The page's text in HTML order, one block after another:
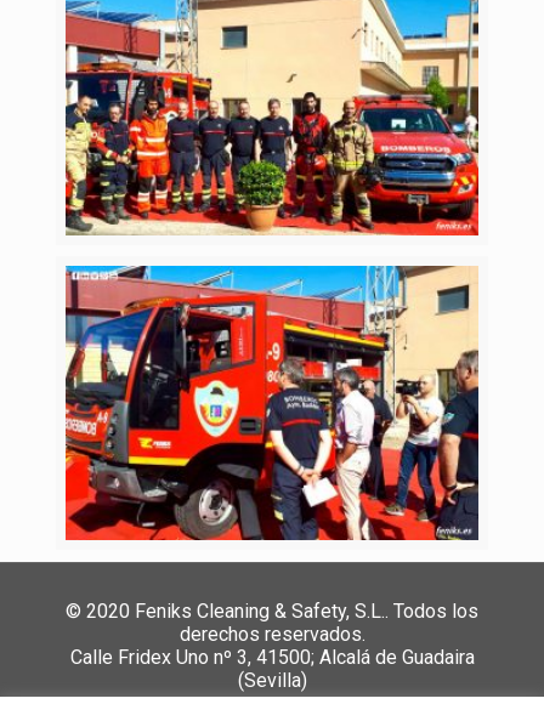
© 2020 Feniks Cleaning & Safety, S.L.. Todos los
derechos reservados.
Calle Fridex Uno nº 3, 41500; Alcalá de Guadaira
(Sevilla)